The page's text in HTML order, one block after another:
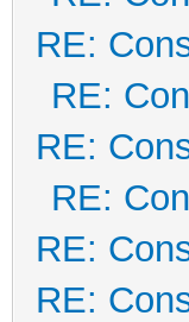
RE:
RE:
RE:
RE:
RE:
RE: